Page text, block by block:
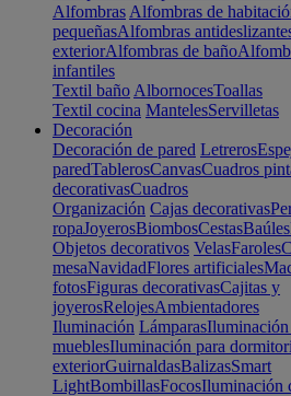
Alfombras Alfombras de
pequeñasAlfombras
exteriorAlfombras de baño
infantiles
Textil baño AlbornocesToallas
Textil cocina MantelesServilletas
Decoración
Decoración de pared Letreros
paredTablerosCanvasCuadros
decorativasCuadros
Organización Cajas decorativas
ropaJoyerosBiombosCestasBaúles
Objetos decorativos VelasFaroles
mesaNavidadFlores artificiales
fotosFiguras decorativasCajitas y
joyerosRelojesAmbientadores
Iluminación LámparasIluminación
mueblesIluminación para
exteriorGuirnaldasBalizasSmart
LightBombillasFocosIluminación